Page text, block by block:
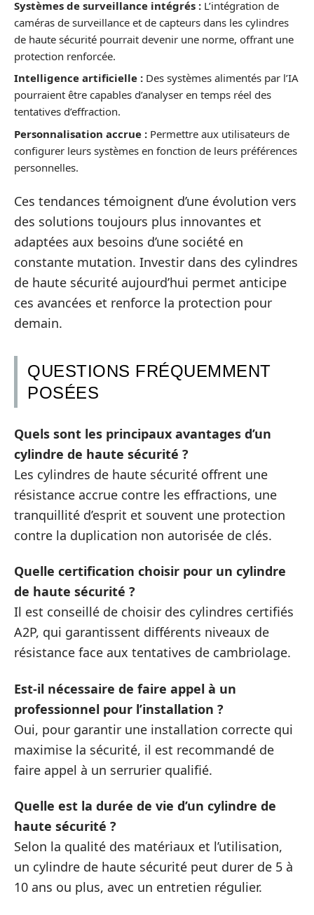
Systèmes de surveillance intégrés : L’intégration de
caméras de surveillance et de capteurs dans les cylindres
de haute sécurité pourrait devenir une norme, offrant une
protection renforcée.
Intelligence artificielle : Des systèmes alimentés par l’IA
pourraient être capables d’analyser en temps réel des
tentatives d’effraction.
Personnalisation accrue : Permettre aux utilisateurs de
configurer leurs systèmes en fonction de leurs préférences
personnelles.
Ces tendances témoignent d’une évolution vers
des solutions toujours plus innovantes et
adaptées aux besoins d’une société en
constante mutation. Investir dans des cylindres
de haute sécurité aujourd’hui permet anticipe
ces avancées et renforce la protection pour
demain.
QUESTIONS FRÉQUEMMENT
POSÉES
Quels sont les principaux avantages d’un
cylindre de haute sécurité ?
Les cylindres de haute sécurité offrent une
résistance accrue contre les effractions, une
tranquillité d’esprit et souvent une protection
contre la duplication non autorisée de clés.
Quelle certification choisir pour un cylindre
de haute sécurité ?
Il est conseillé de choisir des cylindres certifiés
A2P, qui garantissent différents niveaux de
résistance face aux tentatives de cambriolage.
Est-il nécessaire de faire appel à un
professionnel pour l’installation ?
Oui, pour garantir une installation correcte qui
maximise la sécurité, il est recommandé de
faire appel à un serrurier qualifié.
Quelle est la durée de vie d’un cylindre de
haute sécurité ?
Selon la qualité des matériaux et l’utilisation,
un cylindre de haute sécurité peut durer de 5 à
10 ans ou plus, avec un entretien régulier.